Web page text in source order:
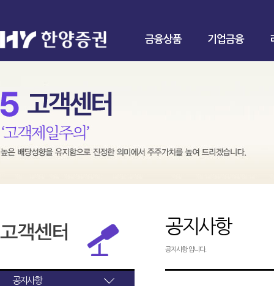
금융상품 기업금융
공지사항
공지사항
공지사항 입니다.